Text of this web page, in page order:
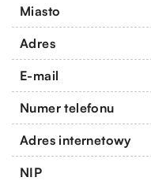
Miasto
Adres
E-mail
Numer telefonu
Adres internetowy
NIP